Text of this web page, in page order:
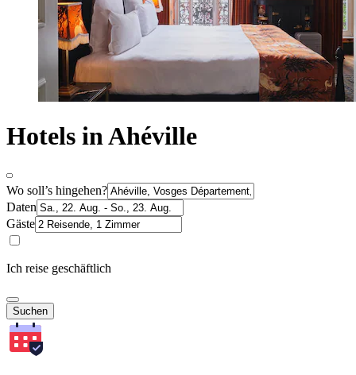
Hotels in Ahéville
Wo soll’s hingehen?
Daten
Gäste
Ich reise geschäftlich
Suchen